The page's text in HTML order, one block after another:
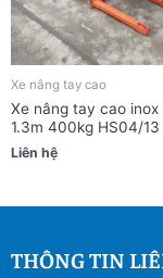
Xe nâng tay cao
Xe nâng tay cao inox
1.3m 400kg HS04/13
Liên hệ
THÔNG TIN